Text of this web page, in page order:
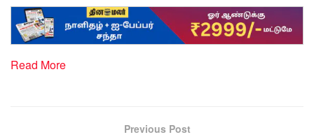
Read More
Previous Post